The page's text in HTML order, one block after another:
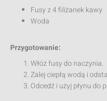
Fusy z 4 filiżanek kawy
Woda
Przygotowanie:
Włóż fusy do naczynia.
Zalej ciepłą wodą i
Odcedź i użyj płynu do